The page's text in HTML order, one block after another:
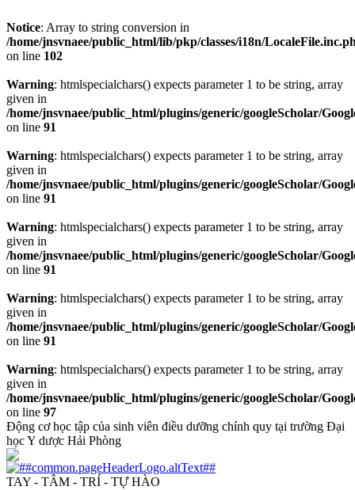
Notice: Array to string conversion in
/home/jnsvnaee/public_html/lib/pkp/classes/i18n/
on line 102
Warning: htmlspecialchars() expects parameter 1 to be string, array
given in
/home/jnsvnaee/public_html/plugins/generic/googleScholar/
on line 91
Warning: htmlspecialchars() expects parameter 1 to be string, array
given in
/home/jnsvnaee/public_html/plugins/generic/googleScholar/
on line 91
Warning: htmlspecialchars() expects parameter 1 to be string, array
given in
/home/jnsvnaee/public_html/plugins/generic/googleScholar/
on line 91
Warning: htmlspecialchars() expects parameter 1 to be string, array
given in
/home/jnsvnaee/public_html/plugins/generic/googleScholar/
on line 91
Warning: htmlspecialchars() expects parameter 1 to be string, array
given in
/home/jnsvnaee/public_html/plugins/generic/googleScholar/
on line 97
Động cơ học tập của sinh viên điều dưỡng chính quy tại trường Đại
học Y dược Hải Phòng
TAY - TÂM - TRÍ - TỰ HÀO